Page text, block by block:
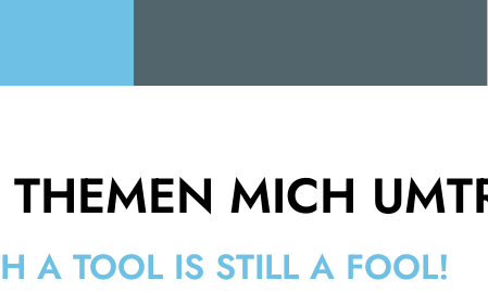
MICH
A TOOL IS STILL A FOOL!